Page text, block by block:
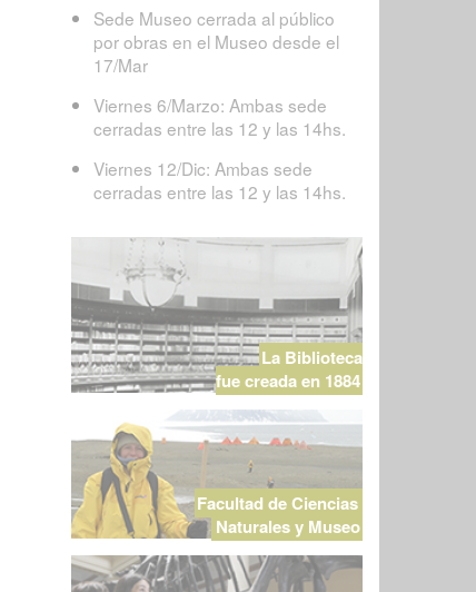
Sede Museo cerrada al público
por obras en el Museo desde el
17/Mar
Viernes 6/Marzo: Ambas sede
cerradas entre las 12 y las 14hs.
Viernes 12/Dic: Ambas sede
cerradas entre las 12 y las 14hs.
La Biblioteca
fue creada en 1884
Facultad de Ciencias
Naturales y Museo